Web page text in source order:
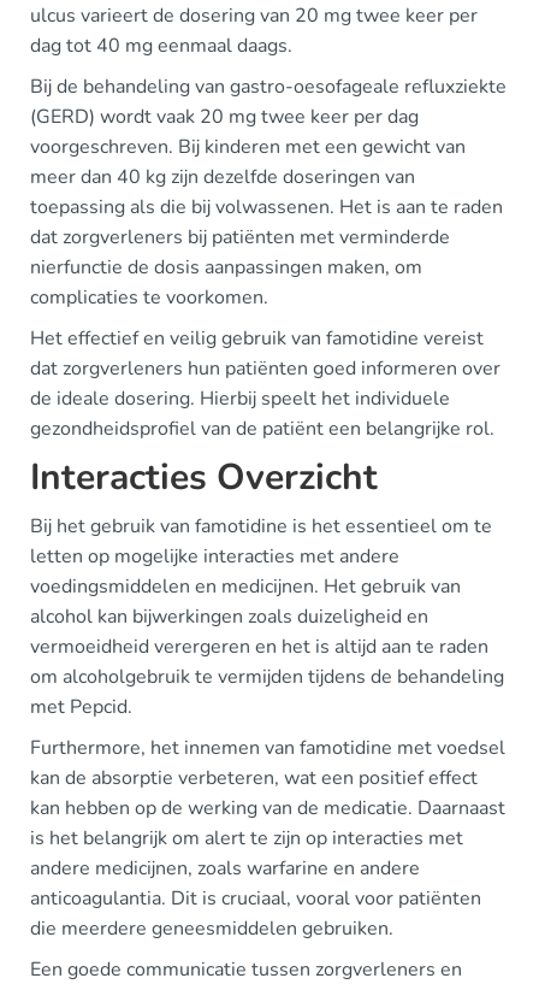
ulcus varieert de dosering van 20 mg twee keer per
dag tot 40 mg eenmaal daags.
Bij de behandeling van gastro-oesofageale refluxziekte
(GERD) wordt vaak 20 mg twee keer per dag
voorgeschreven. Bij kinderen met een gewicht van
meer dan 40 kg zijn dezelfde doseringen van
toepassing als die bij volwassenen. Het is aan te raden
dat zorgverleners bij patiënten met verminderde
nierfunctie de dosis aanpassingen maken, om
complicaties te voorkomen.
Het effectief en veilig gebruik van famotidine vereist
dat zorgverleners hun patiënten goed informeren over
de ideale dosering. Hierbij speelt het individuele
gezondheidsprofiel van de patiënt een belangrijke rol.
Interacties Overzicht
Bij het gebruik van famotidine is het essentieel om te
letten op mogelijke interacties met andere
voedingsmiddelen en medicijnen. Het gebruik van
alcohol kan bijwerkingen zoals duizeligheid en
vermoeidheid verergeren en het is altijd aan te raden
om alcoholgebruik te vermijden tijdens de behandeling
met Pepcid.
Furthermore, het innemen van famotidine met voedsel
kan de absorptie verbeteren, wat een positief effect
kan hebben op de werking van de medicatie. Daarnaast
is het belangrijk om alert te zijn op interacties met
andere medicijnen, zoals warfarine en andere
anticoagulantia. Dit is cruciaal, vooral voor patiënten
die meerdere geneesmiddelen gebruiken.
Een goede communicatie tussen zorgverleners en